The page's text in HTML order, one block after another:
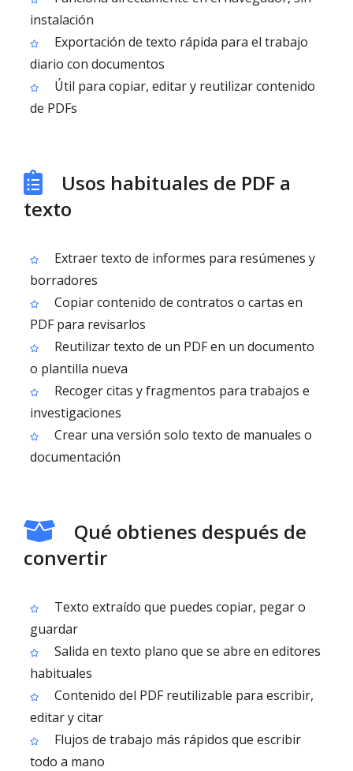
instalación
Exportación de texto rápida para el trabajo
diario con documentos
Útil para copiar, editar y reutilizar contenido
de PDFs
Usos habituales de PDF a
texto
Extraer texto de informes para resúmenes y
borradores
Copiar contenido de contratos o cartas en
PDF para revisarlos
Reutilizar texto de un PDF en un documento
o plantilla nueva
Recoger citas y fragmentos para trabajos e
investigaciones
Crear una versión solo texto de manuales o
documentación
Qué obtienes después de
convertir
Texto extraído que puedes copiar, pegar o
guardar
Salida en texto plano que se abre en editores
habituales
Contenido del PDF reutilizable para escribir,
editar y citar
Flujos de trabajo más rápidos que escribir
todo a mano